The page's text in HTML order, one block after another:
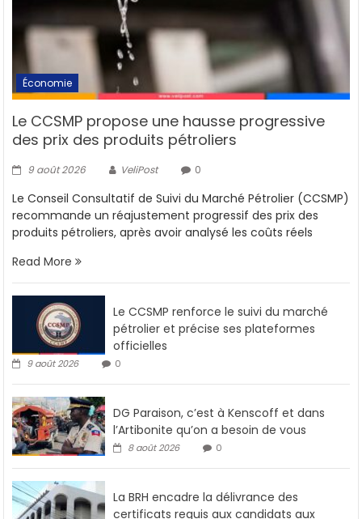
Économie
Le CCSMP propose une hausse progressive
des prix des produits pétroliers
9 août 2026 VeliPost 0
Le Conseil Consultatif de Suivi du Marché Pétrolier (CCSMP)
recommande un réajustement progressif des prix des
produits pétroliers, après avoir analysé les coûts réels
Read More
Le CCSMP renforce le suivi du marché
pétrolier et précise ses plateformes
officielles
9 août 2026 0
DG Paraison, c’est à Kenscoff et dans
l’Artibonite qu’on a besoin de vous
8 août 2026 0
La BRH encadre la délivrance des
certificats requis aux candidats aux